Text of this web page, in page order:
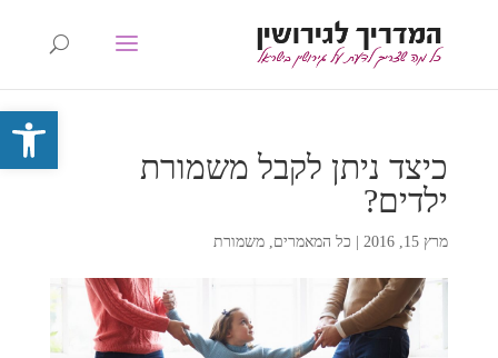
פתח
כיצד ניתן לקבל משמורת
ילדים?
מרץ 15, 2016 | כל המאמרים, משמורת